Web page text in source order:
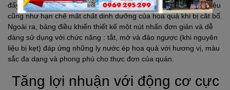
đẩy trái cây giúp bạn tiết kiệm 50% thời gian chuẩn bị nguyên liệu
cũng như hạn chế mất chất dinh dưỡng của hoa quả khi bị cắt bổ.
Ngoài ra, bảng điều khiển thiết kế một nút nhấn đơn giản và dễ
dàng sử dụng với chức năng : tắt, mở và đảo ngược (khi nguyên
liệu bị kẹt) đáp ứng những ly nước ép hoa quả với hương vị, màu
sắc đa dạng và phong phú cho thực đơn của quán.
Tăng lợi nhuận với động cơ cực